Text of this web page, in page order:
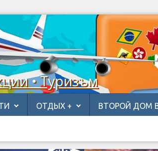
• Туризъм
ОТДЫХ + ВТОРОЙ ДОМ В